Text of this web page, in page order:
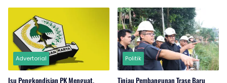
Advertorial
Isu Pengkondisian PK Menguat,
Politik
Tinjau Pembangunan Trase Baru